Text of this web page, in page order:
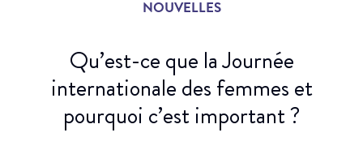
NOUVELLES
Qu’est-ce que la Journée
internationale des femmes et
pourquoi c’est important ?